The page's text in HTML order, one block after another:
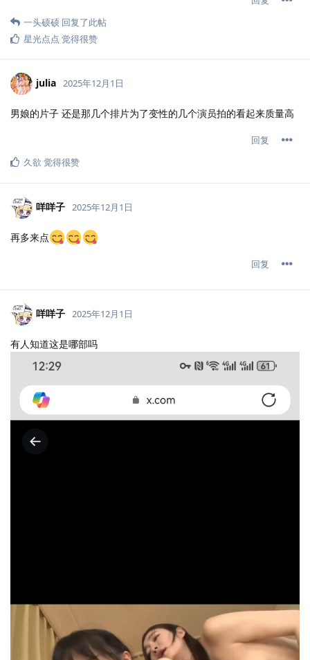
一头硕硕 回复了此帖
星光点点 觉得很赞
julia 2025年12月1日
男娘的片子 还是那几个排片为了变性的几个演员拍的看起来质量高
回复
久欲 觉得很赞
咩咩子 2025年12月1日
再多来点
回复
咩咩子 2025年12月1日
有人知道这是哪部吗